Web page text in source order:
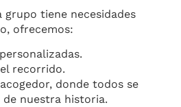
grupo tiene necesidades
ofrecemos:
recorrido.
donde todos se
nuestra historia.